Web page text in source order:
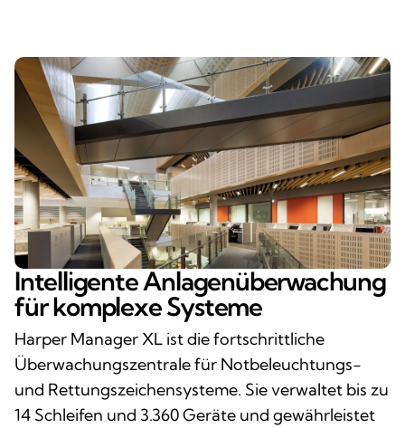
Intelligente Anlagenüberwachung
für komplexe Systeme
Harper Manager XL ist die fortschrittliche
Überwachungszentrale für Notbeleuchtungs-
und Rettungszeichensysteme. Sie verwaltet bis zu
14 Schleifen und 3.360 Geräte und gewährleistet